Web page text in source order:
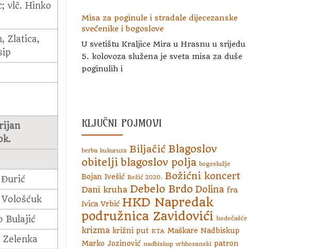
vlč. Hinko
Zlatica,
Đurić
Bulajić
Misa za poginule i stradale dijecezanske
svećenike i bogoslove
U svetištu Kraljice Mira u Hrasnu u srijedu
5. kolovoza služena je sveta misa za duše
poginulih i
KLJUČNI POJMOVI
berba kukuruza Biljačić Blagoslov
obitelji blagoslov polja bogoslužje
Bojan Ivešić Božić 2020. Božićni koncert
Dani kruha Debelo Brdo Dolina fra
Ivica Vrbić HKD Napredak
podružnica Zavidovići hodočašće
krizma križni put KTA Maškare Nadbiskup
Marko Jozinović nadbiskup vrhbosanski patron